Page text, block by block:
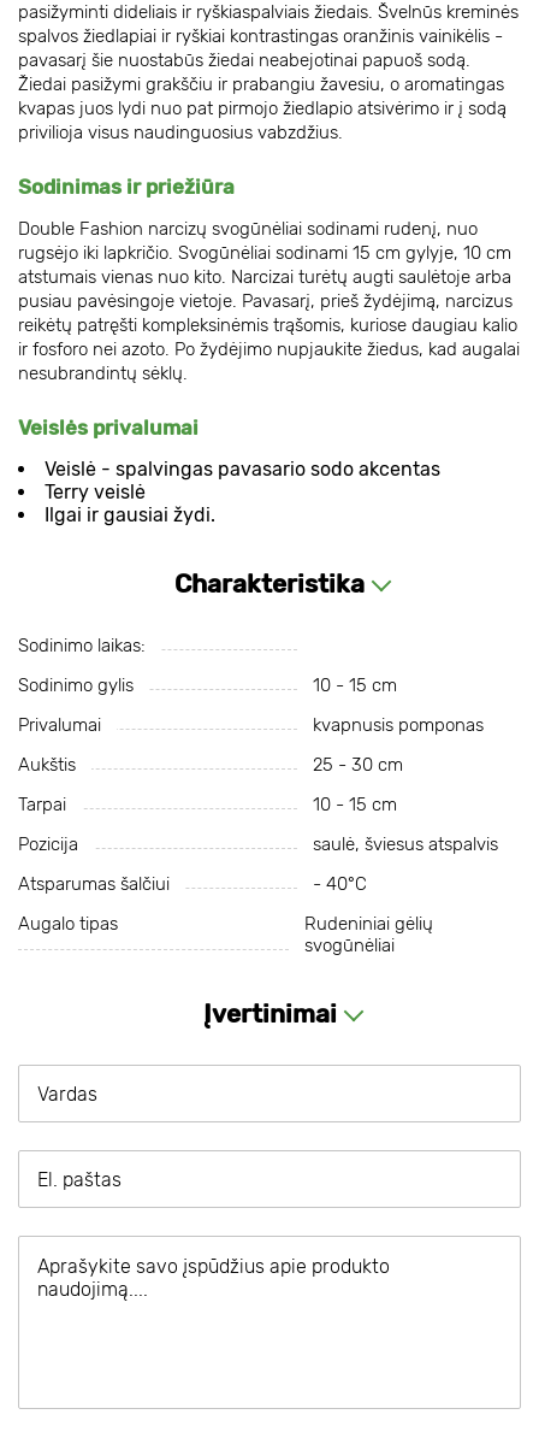
pasižyminti dideliais ir ryškiaspalviais žiedais. Švelnūs kreminės
spalvos žiedlapiai ir ryškiai kontrastingas oranžinis vainikėlis -
pavasarį šie nuostabūs žiedai neabejotinai papuoš sodą.
Žiedai pasižymi grakščiu ir prabangiu žavesiu, o aromatingas
kvapas juos lydi nuo pat pirmojo žiedlapio atsivėrimo ir į sodą
privilioja visus naudinguosius vabzdžius.
Sodinimas ir priežiūra
Double Fashion narcizų svogūnėliai sodinami rudenį, nuo
rugsėjo iki lapkričio. Svogūnėliai sodinami 15 cm gylyje, 10 cm
atstumais vienas nuo kito. Narcizai turėtų augti saulėtoje arba
pusiau pavėsingoje vietoje. Pavasarį, prieš žydėjimą, narcizus
reikėtų patręšti kompleksinėmis trąšomis, kuriose daugiau kalio
ir fosforo nei azoto. Po žydėjimo nupjaukite žiedus, kad augalai
nesubrandintų sėklų.
Veislės privalumai
Veislė - spalvingas pavasario sodo akcentas
Terry veislė
Ilgai ir gausiai žydi.
Charakteristika
Sodinimo laikas:
Sodinimo gylis
10 - 15 cm
Privalumai
kvapnusis pomponas
Aukštis
25 - 30 cm
Tarpai
10 - 15 cm
Pozicija
saulė, šviesus atspalvis
Atsparumas šalčiui
- 40°C
Augalo tipas
Rudeniniai gėlių
svogūnėliai
Įvertinimai